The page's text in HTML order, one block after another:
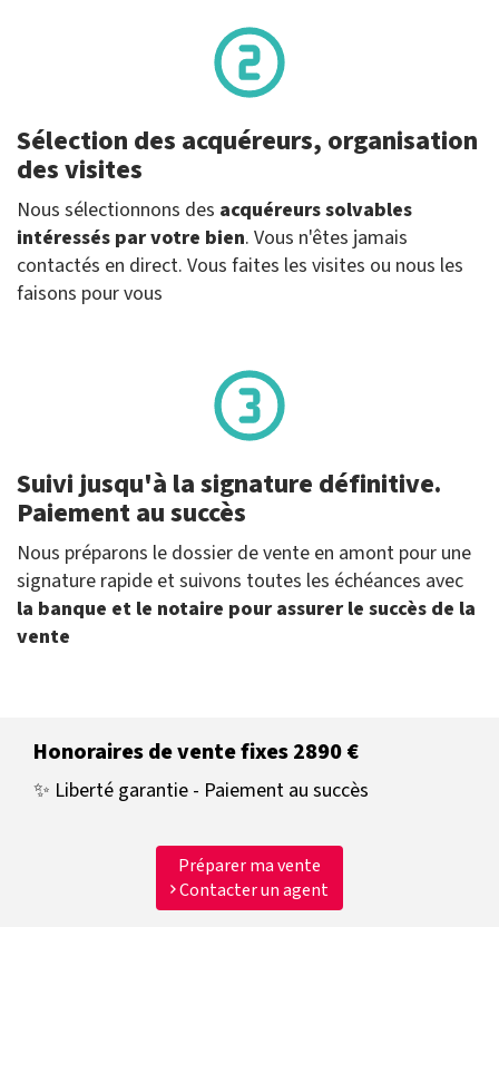
Sélection des acquéreurs, organisation
des visites
Nous sélectionnons des acquéreurs solvables
intéressés par votre bien. Vous n'êtes jamais
contactés en direct. Vous faites les visites ou nous les
faisons pour vous
Suivi jusqu'à la signature définitive.
Paiement au succès
Nous préparons le dossier de vente en amont pour une
signature rapide et suivons toutes les échéances avec
la banque et le notaire pour assurer le succès de la
vente
Honoraires de vente fixes 2890 €
✨ Liberté garantie - Paiement au succès
Préparer ma vente
Contacter un agent